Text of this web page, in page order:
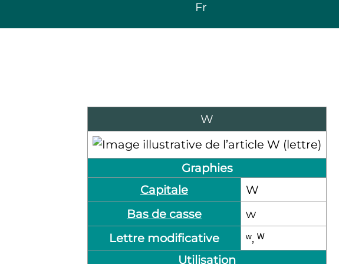
Fr
W
Graphies
Capitale
W
Bas de casse
w
Lettre modificative
ʷ, ᵂ
Utilisation